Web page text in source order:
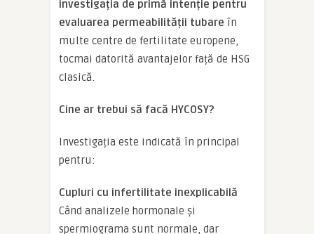
investigația de primă intenție pentru
evaluarea permeabilității tubare în
multe centre de fertilitate europene,
tocmai datorită avantajelor față de HSG
clasică.
Cine ar trebui să facă HYCOSY?
Investigația este indicată în principal
pentru:
Cupluri cu infertilitate inexplicabilă
Când analizele hormonale și
spermiograma sunt normale, dar